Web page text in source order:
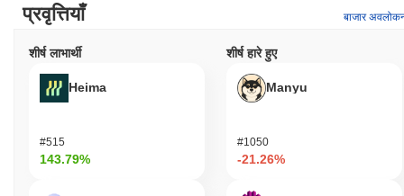
प्रवृत्तियाँ बाजार
शीर्ष लाभार्थी
Heima
#515
143.79%
शीर्ष हारे हुए
Manyu
#1050
-21.26%